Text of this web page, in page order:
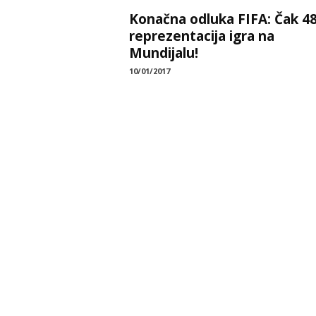
Konačna odluka FIFA: Čak
reprezentacija igra na
Mundijalu!
10/01/2017